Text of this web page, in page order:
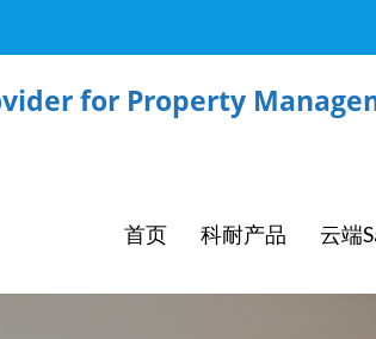
for Property
首页 科耐产品 云端